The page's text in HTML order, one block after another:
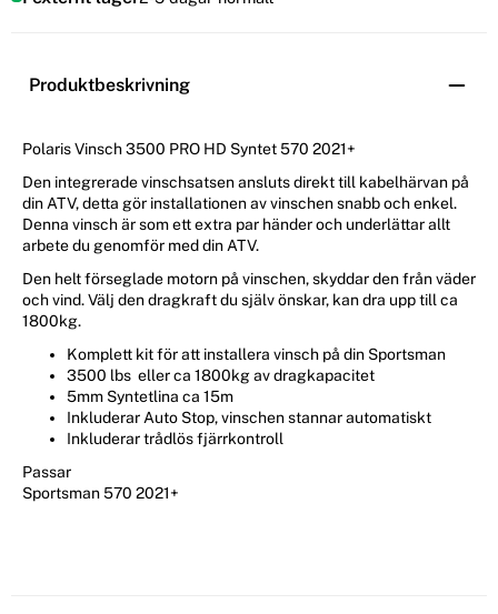
Produktbeskrivning
Polaris Vinsch 3500 PRO HD Syntet 570 2021+
Den integrerade vinschsatsen ansluts direkt till kabelhärvan på
din ATV, detta gör installationen av vinschen snabb och enkel.
Denna vinsch är som ett extra par händer och underlättar allt
arbete du genomför med din ATV.
Den helt förseglade motorn på vinschen, skyddar den från väder
och vind. Välj den dragkraft du själv önskar, kan dra upp till ca
1800kg.
Komplett kit för att installera vinsch på din Sportsman
3500 lbs eller ca 1800kg av dragkapacitet
5mm Syntetlina ca 15m
Inkluderar Auto Stop, vinschen stannar automatiskt
Inkluderar trådlös fjärrkontroll
Passar
Sportsman 570 2021+